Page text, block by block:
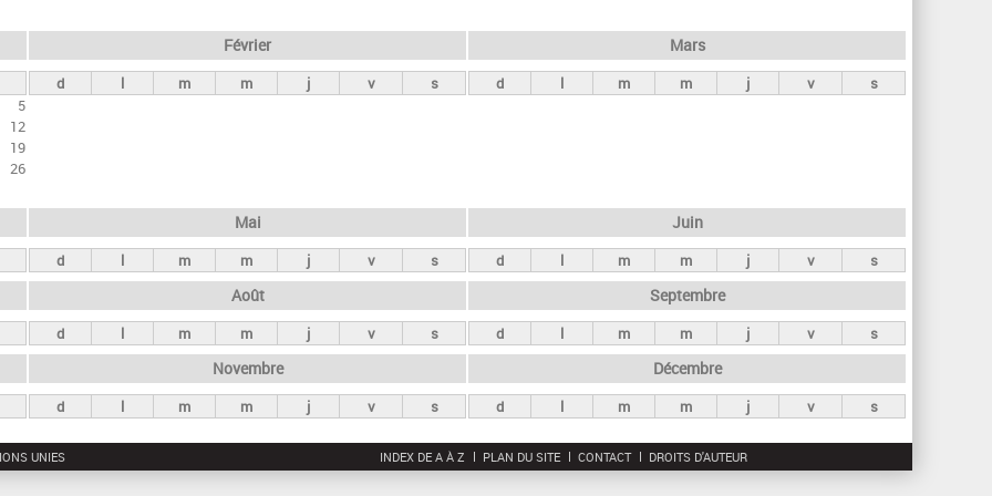
r
c
5
12
19
26
Février
d l m m j v s
Mars
d l m m j v s
Mai
d l m m j v s
Juin
d l m m j v s
Août
d l m m j v s
Septembre
d l m m j v s
Novembre
d l m m j v s
Décembre
d l m m j v s
UNIES INDEX DE A À Z PLAN DU SITE CONTACT DROITS D'AUTEUR